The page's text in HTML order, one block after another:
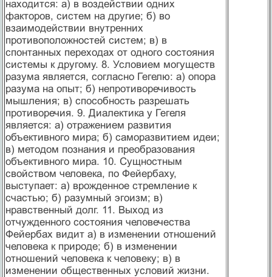
находится: а) в воздействии одних
факторов, систем на другие; б) во
взаимодействии внутренних
противоположностей систем; в) в
спонтанных переходах от одного состояния
системы к другому. 8. Условием могуществ
разума является, согласно Гегелю: а) опора
разума на опыт; б) непротиворечивость
мышления; в) способность разрешать
противоречия. 9. Диалектика у Гегеля
является: а) отражением развития
объективного мира; б) саморазвитием идеи;
в) методом познания и преобразования
объективного мира. 10. Сущностным
свойством человека, по Фейербаху,
выступает: а) врожденное стремление к
счастью; б) разумный эгоизм; в)
нравственный долг. 11. Выход из
отчужденного состояния человечества
Фейербах видит а) в изменении отношений
человека к природе; б) в изменении
отношений человека к человеку; в) в
изменении общественных условий жизни.